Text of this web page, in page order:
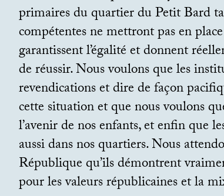
primaires du quartier du Petit Bard
compétentes ne mettront pas en
garantissent l’égalité et donnent
de réussir. Nous voulons que les
revendications et dire de façon
cette situation et que nous voulons
l’avenir de nos enfants, et enfin que
aussi dans nos quartiers. Nous
République qu’ils démontrent
pour les valeurs républicaines et la